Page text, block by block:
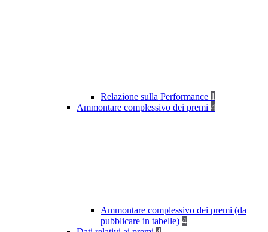
Relazione sulla Performance 1
Ammontare complessivo dei premi 4
Ammontare complessivo dei premi (da
pubblicare in tabelle) 4